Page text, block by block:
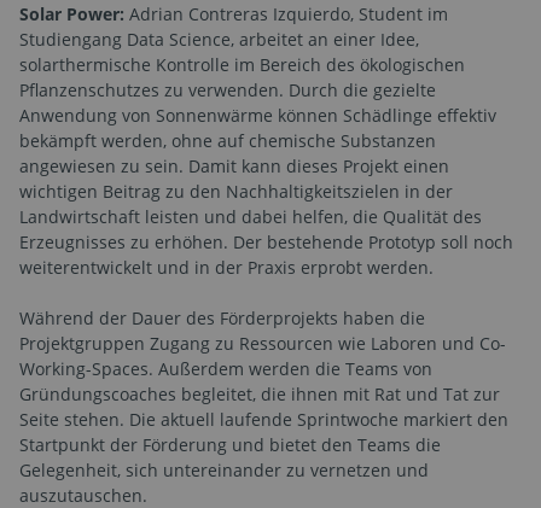
Solar Power: Adrian Contreras Izquierdo, Student im
Studiengang Data Science, arbeitet an einer Idee,
solarthermische Kontrolle im Bereich des ökologischen
Pflanzenschutzes zu verwenden. Durch die gezielte
Anwendung von Sonnenwärme können Schädlinge effektiv
bekämpft werden, ohne auf chemische Substanzen
angewiesen zu sein. Damit kann dieses Projekt einen
wichtigen Beitrag zu den Nachhaltigkeitszielen in der
Landwirtschaft leisten und dabei helfen, die Qualität des
Erzeugnisses zu erhöhen. Der bestehende Prototyp soll noch
weiterentwickelt und in der Praxis erprobt werden.
Während der Dauer des Förderprojekts haben die
Projektgruppen Zugang zu Ressourcen wie Laboren und Co-
Working-Spaces. Außerdem werden die Teams von
Gründungscoaches begleitet, die ihnen mit Rat und Tat zur
Seite stehen. Die aktuell laufende Sprintwoche markiert den
Startpunkt der Förderung und bietet den Teams die
Gelegenheit, sich untereinander zu vernetzen und
auszutauschen.